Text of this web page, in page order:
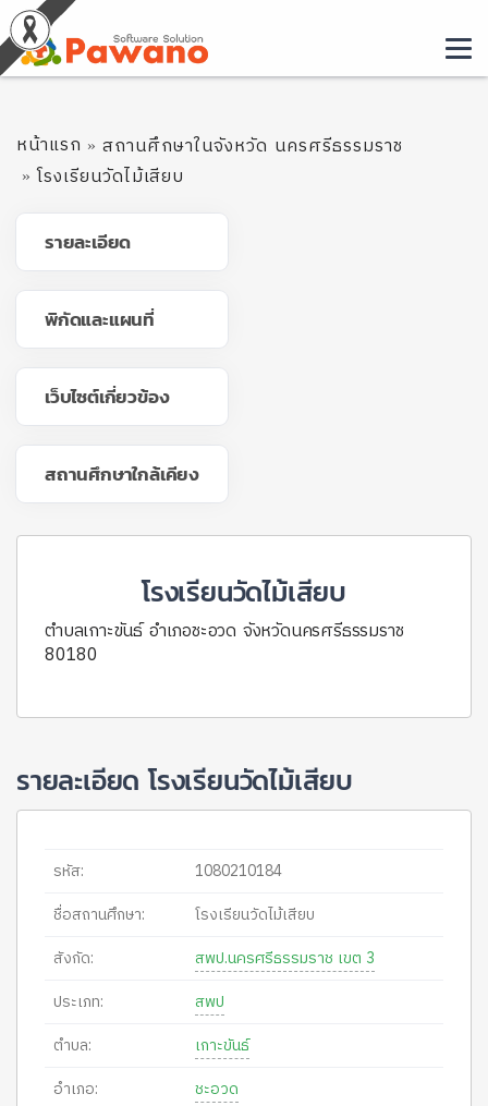
หน้าแรก
สถานศึกษาในจังหวัด นครศรีธรรมราช
โรงเรียนวัดไม้เสียบ
รายละเอียด
พิกัดและแผนที่
เว็บไซต์เกี่ยวข้อง
สถานศึกษาใกล้เคียง
โรงเรียนวัดไม้เสียบ
ตำบลเกาะขันธ์ อำเภอชะอวด จังหวัดนครศรีธรรมราช
80180
รายละเอียด โรงเรียนวัดไม้เสียบ
รหัส:
1080210184
ชื่อสถานศึกษา:
โรงเรียนวัดไม้เสียบ
สังกัด:
สพป.นครศรีธรรมราช เขต 3
ประเภท:
สพป
ตำบล:
เกาะขันธ์
อำเภอ:
ชะอวด